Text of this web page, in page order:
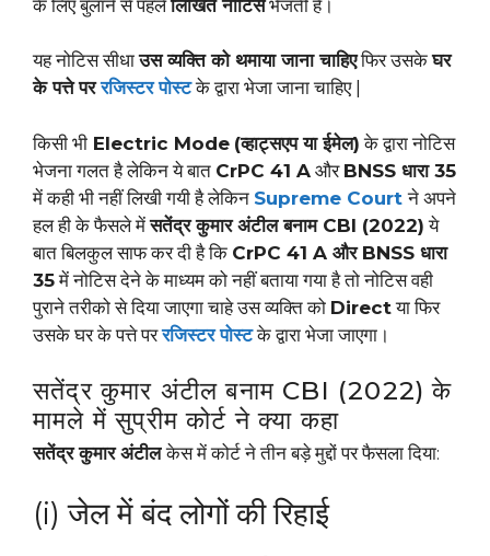
के लिए बुलाने से पहलेलिखित नोटिसभेजती है।
यह नोटिस सीधाउस व्यक्ति को थमाया जाना चाहिएफिर उसकेघर
के पत्ते पररजिस्टर पोस्टके द्वारा भेजा जाना चाहिए |
किसी भी Electric Mode (व्हाट्सएप या ईमेल) के द्वारा नोटिस
भेजना गलत है लेकिन ये बात CrPC 41 A और BNSS धारा 35
में कही भी नहीं लिखी गयी है लेकिन Supreme Court ने अपने
हल ही के फैसले मेंसतेंद्र कुमार अंटील बनाम CBI (2022) ये
बात बिलकुल साफ कर दी है कि CrPC 41 A और BNSS धारा
35में नोटिस देने के माध्यम को नहीं बताया गया है तो नोटिस वही
पुराने तरीको से दिया जाएगा चाहे उस व्यक्ति को Directया फिर
उसके घर के पत्ते पररजिस्टर पोस्टके द्वारा भेजा जाएगा।
सतेंद्र कुमार अंटील बनाम CBI (2022) के
मामले में सुप्रीम कोर्ट ने क्या कहा
सतेंद्र कुमार अंटीलकेस में कोर्ट ने तीन बड़े मुद्दों पर फैसला दिया:
(i) जेल में बंद लोगों की रिहाई